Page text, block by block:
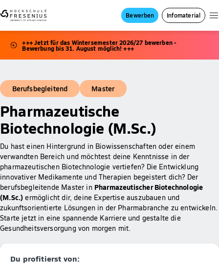
Bewerben Infomaterial
+++ Jetzt für das Wintersemester 2026/27 bewerben -
Bewerbung bis 31. August möglich! +++
Berufsbegleitend Master
Pharmazeutische
Biotechnologie (M.Sc.)
Du hast einen Hintergrund in Biowissenschaften oder einem
verwandten Bereich und möchtest deine Kenntnisse in der
pharmazeutischen Biotechnologie vertiefen? Die Entwicklung
innovativer Medikamente und Therapien begeistert dich? Der
berufsbegleitende Master in Pharmazeutischer Biotechnologie
(M.Sc.) ermöglicht dir, deine Expertise auszubauen und
zukunftsorientierte Lösungen in der Pharmabranche zu entwickeln.
Starte jetzt in eine spannende Karriere und gestalte die
Gesundheitsversorgung von morgen mit.
Du profitierst von: